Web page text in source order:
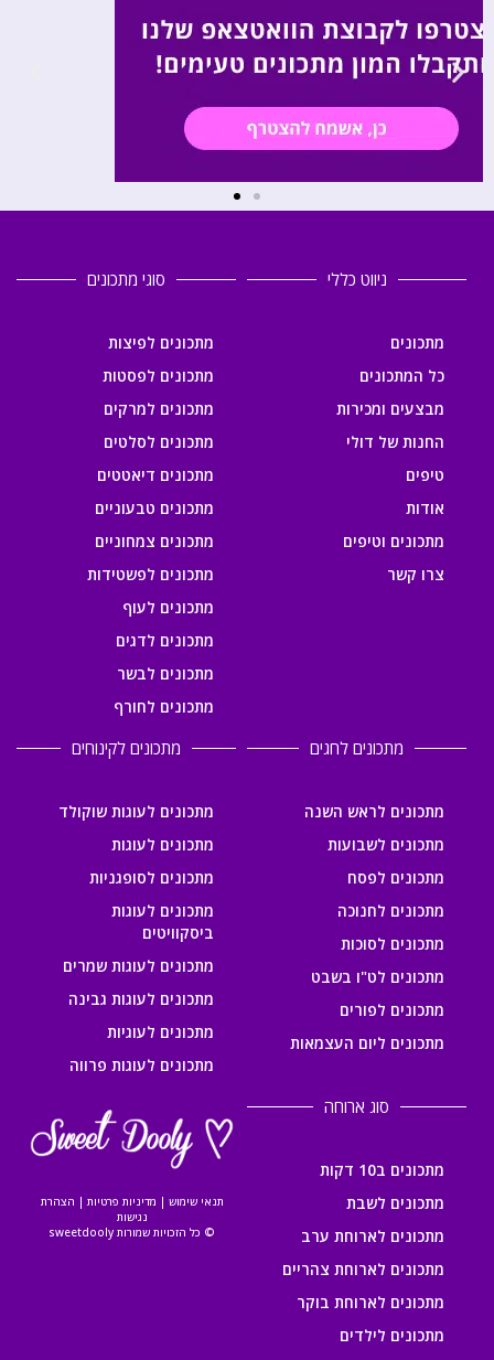
ניווט כללי
מתכונים
כל המתכונים
מבצעים ומכירות
החנות של דולי
טיפים
אודות
מתכונים וטיפים
צרו קשר
סוגי מתכונים
מתכונים לפיצות
מתכונים לפסטות
מתכונים למרקים
מתכונים לסלטים
מתכונים דיאטטים
מתכונים טבעוניים
מתכונים צמחוניים
מתכונים לפשטידות
מתכונים לעוף
מתכונים לדגים
מתכונים לבשר
מתכונים לחורף
מתכונים לחגים
מתכונים לראש השנה
מתכונים לשבועות
מתכונים לפסח
מתכונים לחנוכה
מתכונים לסוכות
מתכונים לט"ו בשבט
מתכונים לפורים
מתכונים ליום העצמאות
מתכונים לקינוחים
מתכונים לעוגות שוקולד
מתכונים לעוגות
מתכונים לסופגניות
מתכונים לעוגות
ביסקוויטים
מתכונים לעוגות שמרים
מתכונים לעוגות גבינה
מתכונים לעוגיות
מתכונים לעוגות פרווה
סוג ארוחה
מתכונים ב10 דקות
מתכונים לשבת
מתכונים לארוחת ערב
מתכונים לארוחת צהריים
מתכונים לארוחת בוקר
מתכונים לילדים
תנאי שימוש | מדיניות פרטיות | הצהרת
נגישות
© כל הזכויות שמורות sweetdooly